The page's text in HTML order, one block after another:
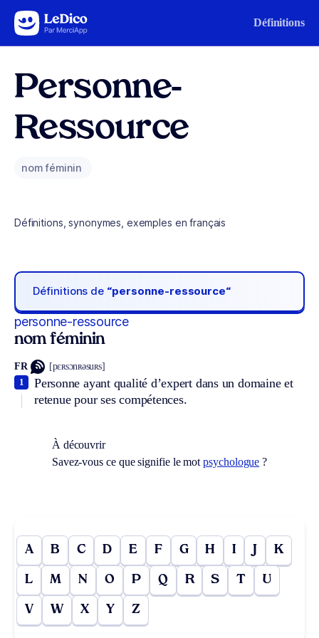
Aller au contenu Définitions
Personne-
Ressource
nom féminin
Définitions, synonymes, exemples en français
Définitions de “personne-ressource“
personne-ressource
nom féminin
FR [pɛʀsɔnʀəsuʀs]
Personne ayant qualité d’expert dans un domaine et
retenue pour ses compétences.
1
À découvrir
Savez-vous ce que signifie le motpsychologue ?
A B C D E F G H I J K
L M N O P Q R S T U
V W X Y Z